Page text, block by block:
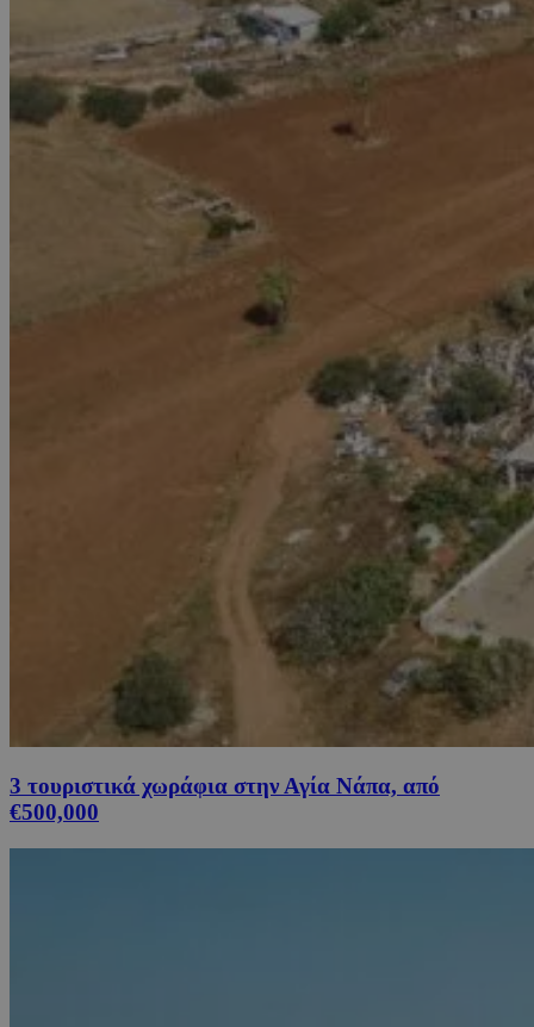
3 τουριστικά χωράφια στην Αγία Νάπα, από
€500,000